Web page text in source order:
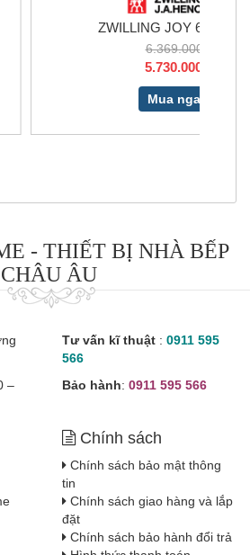
JOY 64040-003
- THIẾT BỊ NHÀ BẾP
CHÂU ÂU
–
Tư vấn kĩ thuật : 0911 595
566
Bảo hành: 0911 595 566
Chính sách
Chính sách bảo mật thông
tin
Chính sách giao hàng và lắp
đặt
Chính sách bảo hành đổi trả